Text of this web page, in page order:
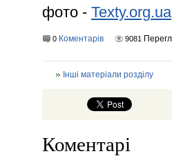
фото - Texty.org.ua
0 Коментарів 9081
Інші матеріали розділу
Коментарі